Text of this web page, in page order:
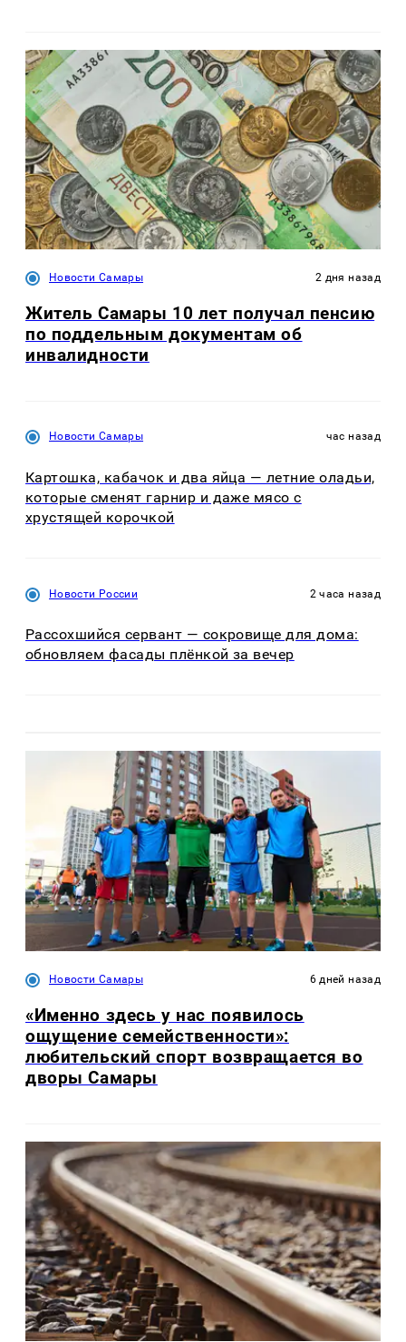
Новости Самары 2 дня назад
Житель Самары 10 лет получал пенсию
по поддельным документам об
инвалидности
Новости Самары час назад
Картошка, кабачок и два яйца — летние оладьи,
которые сменят гарнир и даже мясо с
хрустящей корочкой
Новости России 2 часа назад
Рассохшийся сервант — сокровище для дома:
обновляем фасады плёнкой за вечер
Новости Самары 6 дней назад
«Именно здесь у нас появилось
ощущение семейственности»:
любительский спорт возвращается во
дворы Самары